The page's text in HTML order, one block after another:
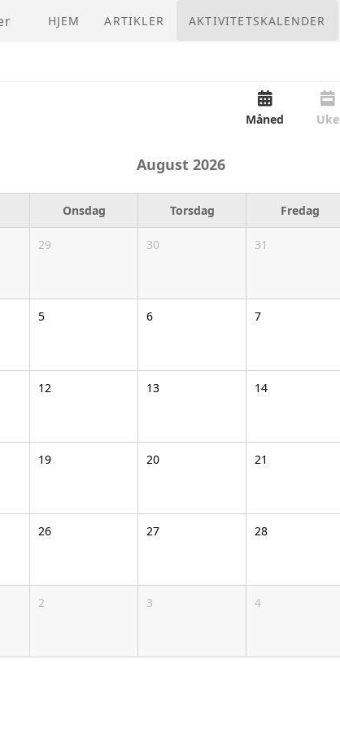
HJEM ARTIKLER AKTIVITETSKALENDER
Måned Uke
August 2026
Onsdag Torsdag Fredag
29 30 31
5 6 7
12 13 14
19 20 21
26 27 28
2 3 4